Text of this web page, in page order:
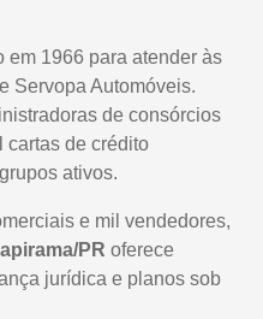
em 1966 para atender às
Servopa Automóveis.
de consórcios
cartas de crédito
ativos.
e mil vendedores,
PR oferece
jurídica e planos sob